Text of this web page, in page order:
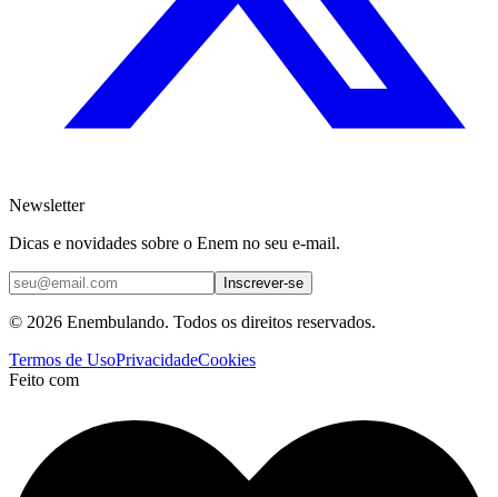
Newsletter
Dicas e novidades sobre o Enem no seu e-mail.
Inscrever-se
© 2026 Enembulando. Todos os direitos reservados.
Termos de UsoPrivacidadeCookies
Feito com